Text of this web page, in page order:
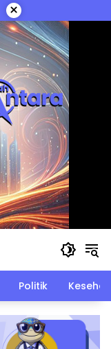
×
Politik